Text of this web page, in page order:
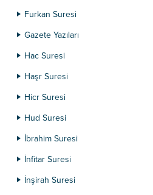
Furkan Suresi
Gazete Yazıları
Hac Suresi
Haşr Suresi
Hicr Suresi
Hud Suresi
İbrahim Suresi
İnfitar Suresi
İnşirah Suresi